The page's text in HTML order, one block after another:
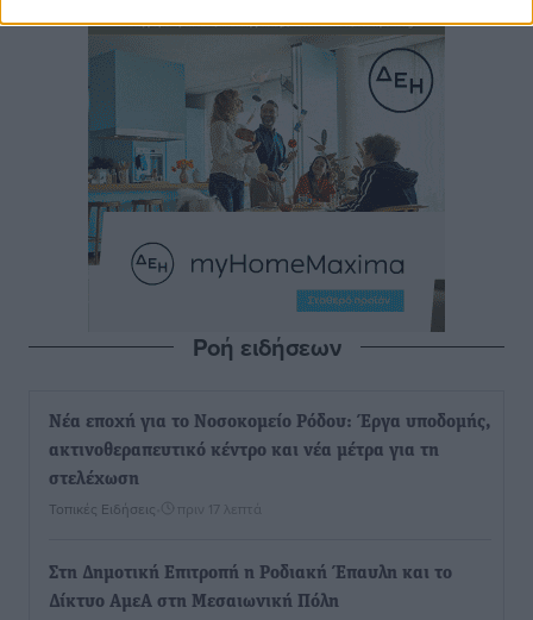
Ροή ειδήσεων
Νέα εποχή για το Νοσοκομείο Ρόδου: Έργα υποδομής,
ακτινοθεραπευτικό κέντρο και νέα μέτρα για τη
στελέχωση
Τοπικές Ειδήσεις πριν 17 λεπτά
Στη Δημοτική Επιτροπή η Ροδιακή Έπαυλη και το
Δίκτυο ΑμεΑ στη Μεσαιωνική Πόλη